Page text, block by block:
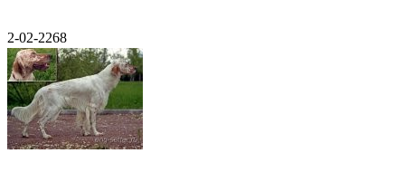
2-02-2268